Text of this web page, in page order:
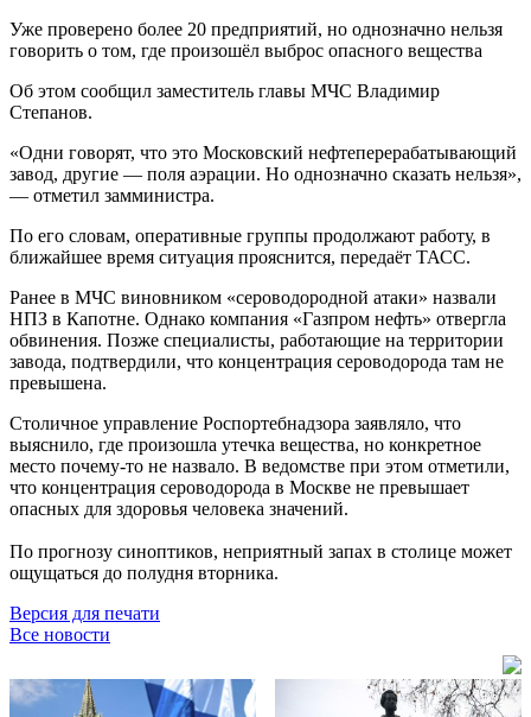
Уже проверено более 20 предприятий, но однозначно нельзя
говорить о том, где произошёл выброс опасного вещества
Об этом сообщил заместитель главы МЧС Владимир
Степанов.
«Одни говорят, что это Московский нефтеперерабатывающий
завод, другие — поля аэрации. Но однозначно сказать нельзя»,
— отметил замминистра.
По его словам, оперативные группы продолжают работу, в
ближайшее время ситуация прояснится, передаёт ТАСС.
Ранее в МЧС виновником «сероводородной атаки» назвали
НПЗ в Капотне. Однако компания «Газпром нефть» отвергла
обвинения. Позже специалисты, работающие на территории
завода, подтвердили, что концентрация сероводорода там не
превышена.
Столичное управление Роспортебнадзора заявляло, что
выяснило, где произошла утечка вещества, но конкретное
место почему-то не назвало. В ведомстве при этом отметили,
что концентрация сероводорода в Москве не превышает
опасных для здоровья человека значений.
По прогнозу синоптиков, неприятный запах в столице может
ощущаться до полудня вторника.
Версия для печати
Все новости